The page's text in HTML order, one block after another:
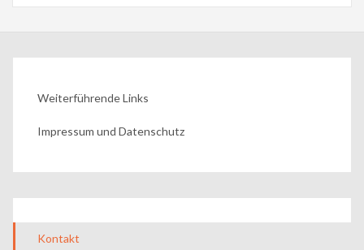
Weiterführende Links
Impressum und Datenschutz
Kontakt